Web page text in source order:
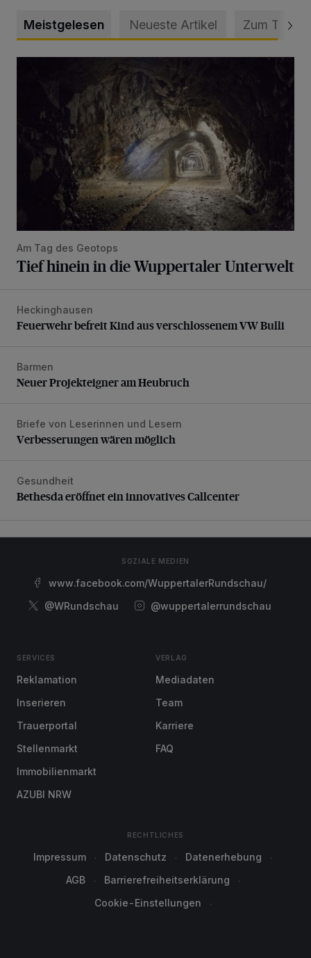
Meistgelesen Neueste Artikel Zum Thema
Am Tag des Geotops
Tief hinein in die Wuppertaler Unterwelt
Feuerwehr befreit Kind aus verschlossenem VW Bulli
Heckinghausen
Feuerwehr befreit Kind aus verschlossenem VW Bulli
Neuer Projekteigner am Heubruch
Barmen
Neuer Projekteigner am Heubruch
Verbesserungen wären möglich
Briefe von Leserinnen und Lesern
Verbesserungen wären möglich
Bethesda eröffnet ein innovatives Callcenter
Gesundheit
Bethesda eröffnet ein innovatives Callcenter
SOZIALE MEDIEN
www.facebook.com/WuppertalerRundschau/
@WRundschau
@wuppertalerrundschau
SERVICES
Reklamation
Inserieren
Trauerportal
Stellenmarkt
Immobilienmarkt
AZUBI NRW
VERLAG
Mediadaten
Team
Karriere
FAQ
RECHTLICHES
Impressum Datenschutz
Datenerhebung
AGB
Barrierefreiheitserklärung
Cookie-Einstellungen